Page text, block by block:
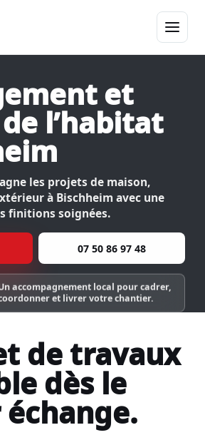
Menu
et
l’habitat
les projets de maison,
à Bischheim avec une
finitions soignées.
07 50 86 97 48
accompagnement local pour cadrer,
et livrer votre chantier.
de travaux
dès le